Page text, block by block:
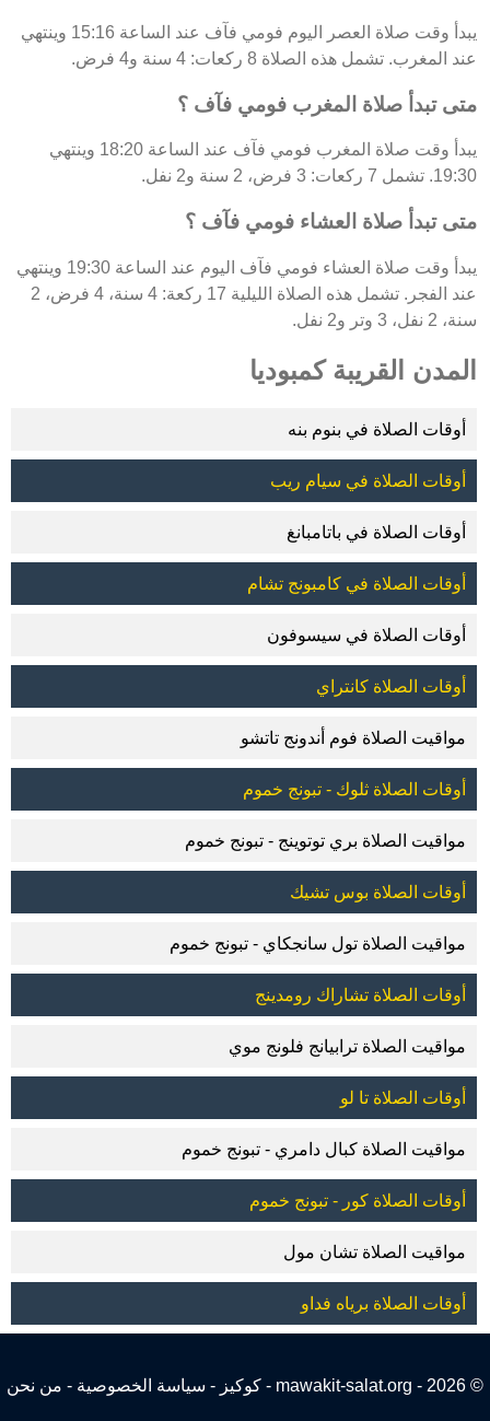
يبدأ وقت صلاة العصر اليوم فومي فآف عند الساعة 15:16 وينتهي
عند المغرب. تشمل هذه الصلاة 8 ركعات: 4 سنة و4 فرض.
متى تبدأ صلاة المغرب فومي فآف ؟
يبدأ وقت صلاة المغرب فومي فآف عند الساعة 18:20 وينتهي
19:30. تشمل 7 ركعات: 3 فرض، 2 سنة و2 نفل.
متى تبدأ صلاة العشاء فومي فآف ؟
يبدأ وقت صلاة العشاء فومي فآف اليوم عند الساعة 19:30 وينتهي
عند الفجر. تشمل هذه الصلاة الليلية 17 ركعة: 4 سنة، 4 فرض، 2
سنة، 2 نفل، 3 وتر و2 نفل.
المدن القريبة كمبوديا
أوقات الصلاة في بنوم بنه
أوقات الصلاة في سيام ريب
أوقات الصلاة في باتامبانغ
أوقات الصلاة في كامبونج تشام
أوقات الصلاة في سيسوفون
أوقات الصلاة كانتراي
مواقيت الصلاة فوم أندونج تاتشو
أوقات الصلاة ثلوك - تبونج خموم
مواقيت الصلاة بري توتوينج - تبونج خموم
أوقات الصلاة بوس تشيك
مواقيت الصلاة تول سانجكاي - تبونج خموم
أوقات الصلاة تشاراك رومدينج
مواقيت الصلاة ترابيانج فلونج موي
أوقات الصلاة تا لو
مواقيت الصلاة كبال دامري - تبونج خموم
أوقات الصلاة كور - تبونج خموم
مواقيت الصلاة تشان مول
أوقات الصلاة برياه فداو
© 2026 - mawakit-salat.org - كوكيز - سياسة الخصوصية - من نحن